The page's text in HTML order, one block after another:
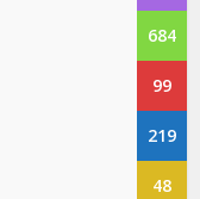
684
99
219
48